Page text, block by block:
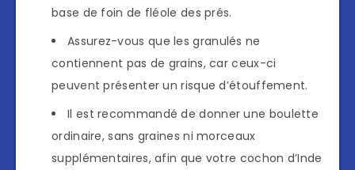
base de foin de fléole des prés.
Assurez-vous que les granulés ne
contiennent pas de grains, car ceux-ci
peuvent présenter un risque d’étouffement.
Il est recommandé de donner une boulette
ordinaire, sans graines ni morceaux
supplémentaires, afin que votre cochon d’Inde